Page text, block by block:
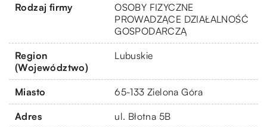
Rodzaj firmy
OSOBY FIZYCZNE
PROWADZĄCE DZIAŁALNOŚĆ
GOSPODARCZĄ
Region
(Województwo)
Lubuskie
Miasto 65-133 Zielona Góra
Adres ul. Błotna 5B